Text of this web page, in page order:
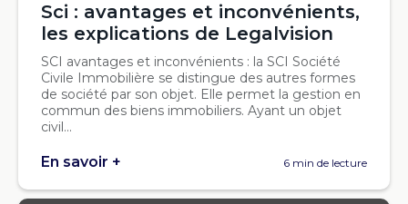
Sci : avantages et inconvénients,
les explications de Legalvision
SCI avantages et inconvénients : la SCI Société
Civile Immobilière se distingue des autres formes
de société par son objet. Elle permet la gestion en
commun des biens immobiliers. Ayant un objet
civil...
En savoir + 6 min de lecture